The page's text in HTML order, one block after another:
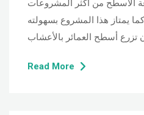
الأسطح من أكثر المشروعات
يمتاز هذا المشروع بسهولته
Read More